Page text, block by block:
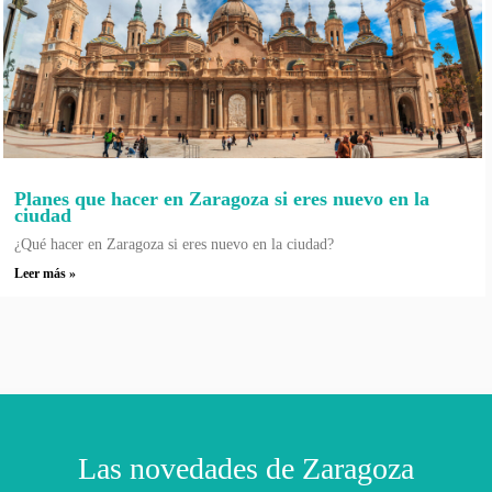
Planes que hacer en Zaragoza si eres nuevo en la
ciudad
¿Qué hacer en Zaragoza si eres nuevo en la ciudad?
Leer más »
Las novedades de Zaragoza